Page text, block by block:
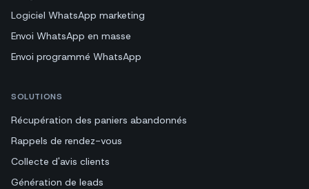
Logiciel WhatsApp marketing
Envoi WhatsApp en masse
Envoi programmé WhatsApp
SOLUTIONS
Récupération des paniers abandonnés
Rappels de rendez-vous
Collecte d'avis clients
Génération de leads